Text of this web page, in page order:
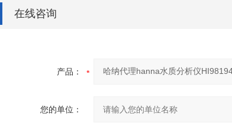
在线咨询
产品：
您的单位：